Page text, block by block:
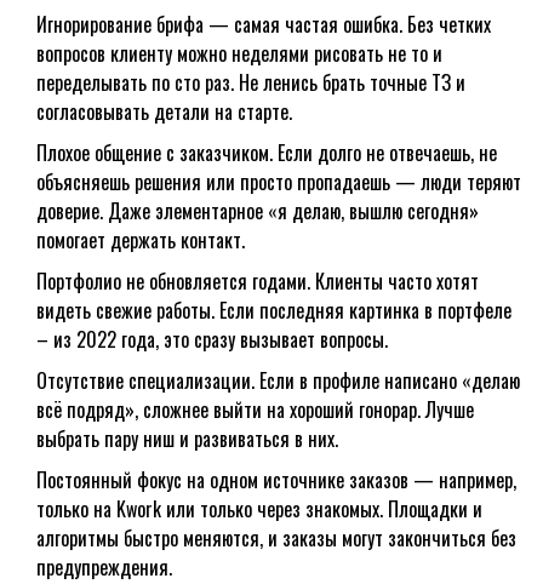
Игнорирование брифа — самая частая ошибка. Без четких
вопросов клиенту можно неделями рисовать не то и
переделывать по сто раз. Не ленись брать точные ТЗ и
согласовывать детали на старте.
Плохое общение с заказчиком. Если долго не отвечаешь, не
объясняешь решения или просто пропадаешь — люди теряют
доверие. Даже элементарное «я делаю, вышлю сегодня»
помогает держать контакт.
Портфолио не обновляется годами. Клиенты часто хотят
видеть свежие работы. Если последняя картинка в портфеле
– из 2022 года, это сразу вызывает вопросы.
Отсутствие специализации. Если в профиле написано «делаю
всё подряд», сложнее выйти на хороший гонорар. Лучше
выбрать пару ниш и развиваться в них.
Постоянный фокус на одном источнике заказов — например,
только на Kwork или только через знакомых. Площадки и
алгоритмы быстро меняются, и заказы могут закончиться без
предупреждения.